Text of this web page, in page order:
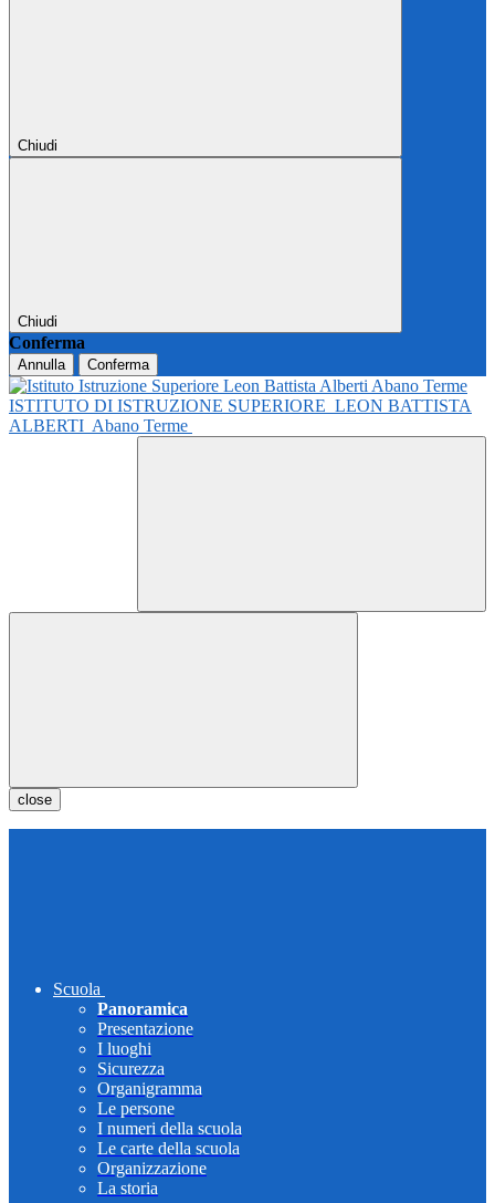
Chiudi
Chiudi
Conferma
Annulla Conferma
ISTITUTO DI ISTRUZIONE SUPERIORE LEON BATTISTA
ALBERTI Abano Terme
close
Scuola
Panoramica
Presentazione
I luoghi
Sicurezza
Organigramma
Le persone
I numeri della scuola
Le carte della scuola
Organizzazione
La storia